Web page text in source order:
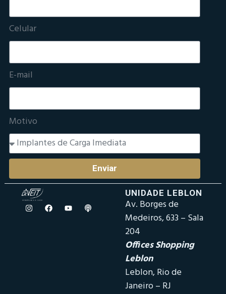
Celular
E-mail
Motivo
Enviar
UNIDADE LEBLON
Av. Borges de
Medeiros, 633 – Sala
204
Offices Shopping
Leblon
Leblon, Rio de
Janeiro – RJ